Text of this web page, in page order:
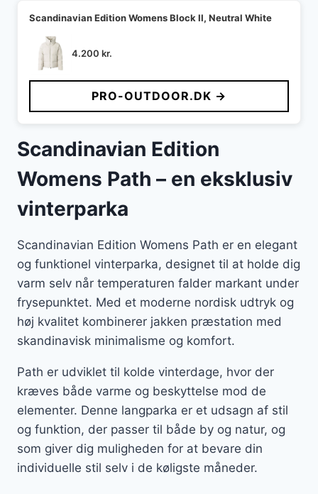
Scandinavian Edition Womens Block II, Neutral White
4.200 kr.
PRO-OUTDOOR.DK →
Scandinavian Edition
Womens Path – en eksklusiv
vinterparka
Scandinavian Edition Womens Path er en elegant
og funktionel vinterparka, designet til at holde dig
varm selv når temperaturen falder markant under
frysepunktet. Med et moderne nordisk udtryk og
høj kvalitet kombinerer jakken præstation med
skandinavisk minimalisme og komfort.
Path er udviklet til kolde vinterdage, hvor der
kræves både varme og beskyttelse mod de
elementer. Denne langparka er et udsagn af stil
og funktion, der passer til både by og natur, og
som giver dig muligheden for at bevare din
individuelle stil selv i de køligste måneder.